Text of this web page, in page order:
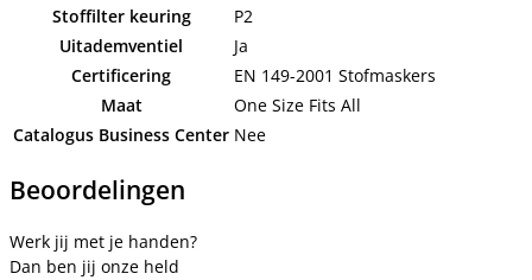
Stoffilter keuring
P2
Uitademventiel
Ja
Certificering
EN 149-2001 Stofmaskers
Maat
One Size Fits All
Catalogus Business Center Nee
Beoordelingen
Werk jij met je handen?
Dan ben jij onze held